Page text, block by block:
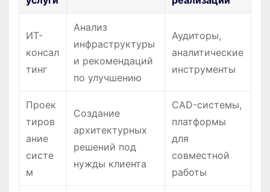
ИТ-
консал
тинг
Анализ
инфраструктуры
и рекомендаций
по улучшению
Аудиторы,
аналитические
инструменты
Проек
тиров
ание
систе
м
Создание
архитектурных
решений под
нужды клиента
CAD-системы,
платформы
для
совместной
работы